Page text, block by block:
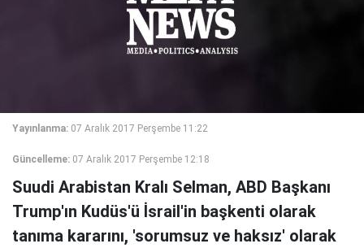
Yayınlanma: 07 Aralık 2017 Perşembe 11:22
Güncelleme: 07 Aralık 2017 Perşembe 12:18
Suudi Arabistan Kralı Selman, ABD Başkanı
Trump'ın Kudüs'ü İsrail'in başkenti olarak
tanıma kararını, 'sorumsuz ve haksız' olarak